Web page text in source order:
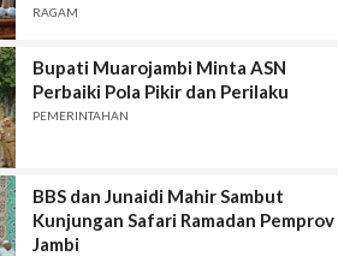
RAGAM
Bupati Muarojambi Minta ASN
Perbaiki Pola Pikir dan Perilaku
PEMERINTAHAN
BBS dan Junaidi Mahir Sambut
Kunjungan Safari Ramadan Pemprov
Jambi